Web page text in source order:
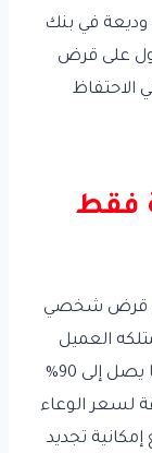
وديعة في بنك
على قرض
في الاحتفاظ
فقط
قرض شخصي
العميل
داخل البنك يُمكن للعميل الحصول على ما يصل إلى 90%
بفائدة 2% مُضافة لسعر الوعاء
10 سنوات، مع إمكانية تجديد